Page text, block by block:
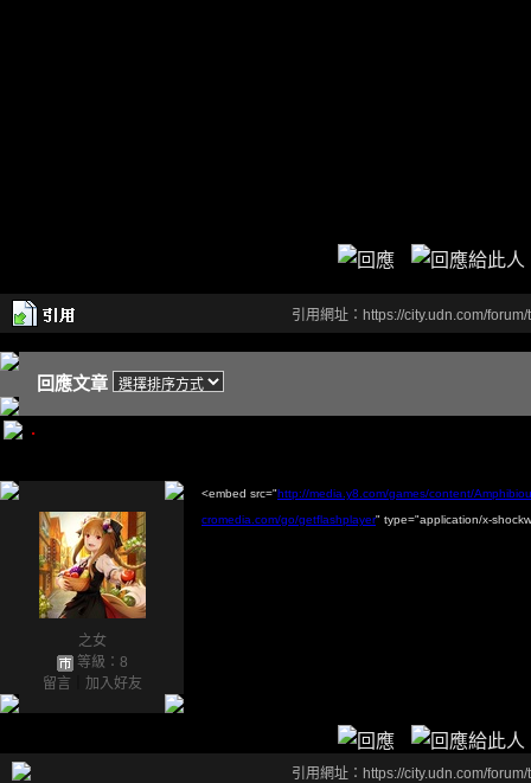
引用網址：https://city.udn.com/
回應文章
.
之女
等級：8
留言
加入好友
<embed src="http://media.y8.com/games/content/
cromedia.com/go/getflashplayer" type="application/x-
引用網址：https://city.udn.com/